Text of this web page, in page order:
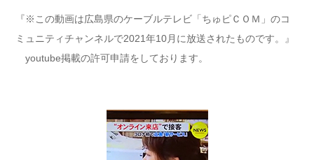
『※この動画は広島県のケーブルテレビ「ちゅピＣＯＭ」のコ
ミュニティチャンネルで2021年10月に放送されたものです。』
youtube掲載の許可申請をしております。